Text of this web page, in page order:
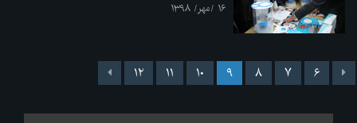
۱۶ /مهر/ ۱۳۹۸
۶ ۷ ۸ ۹ ۱۰ ۱۱ ۱۲